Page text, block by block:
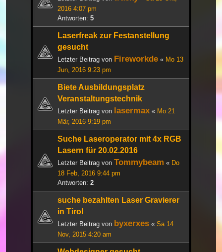
2016 4:07 pm
Antworten: 5
Laserfreak zur Festanstellung
gesucht
Letzter Beitrag von Fireworkde « Mo 13
Jun, 2016 9:23 pm
Biete Ausbildungsplatz
Veranstaltungstechnik
Letzter Beitrag von lasermax « Mo 21
Mär, 2016 9:19 pm
Suche Laseroperator mit 4x RGB
Lasern für 20.02.2016
Letzter Beitrag von Tommybeam « Do
18 Feb, 2016 9:44 pm
Antworten: 2
suche bezahlten Laser Gravierer
in Tirol
Letzter Beitrag von byxerxes « Sa 14
Nov, 2015 4:20 am